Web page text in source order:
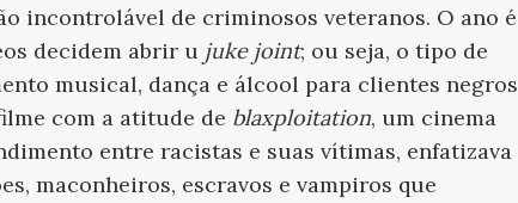
incontrolável de criminosos veteranos. O ano é
decidem abrir u juke joint; ou seja, o tipo de
musical, dança e álcool para clientes negros
com a atitude de blaxploitation, um cinema
entre racistas e suas vítimas, enfatizava
maconheiros, escravos e vampiros que